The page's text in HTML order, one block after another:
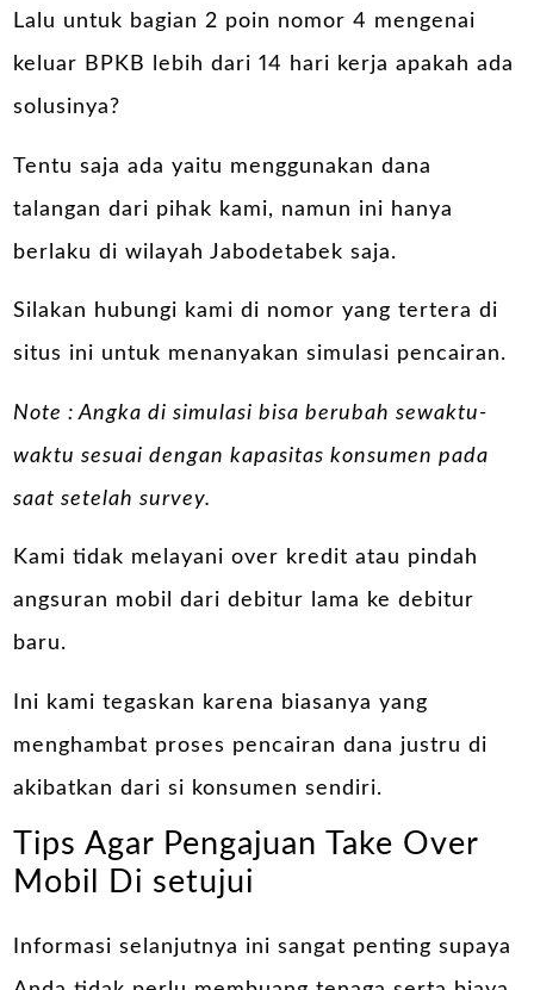
Lalu untuk bagian 2 poin nomor 4 mengenai
keluar BPKB lebih dari 14 hari kerja apakah ada
solusinya?
Tentu saja ada yaitu menggunakan dana
talangan dari pihak kami, namun ini hanya
berlaku di wilayah Jabodetabek saja.
Silakan hubungi kami di nomor yang tertera di
situs ini untuk menanyakan simulasi pencairan.
Note : Angka di simulasi bisa berubah sewaktu-
waktu sesuai dengan kapasitas konsumen pada
saat setelah survey.
Kami tidak melayani over kredit atau pindah
angsuran mobil dari debitur lama ke debitur
baru.
Ini kami tegaskan karena biasanya yang
menghambat proses pencairan dana justru di
akibatkan dari si konsumen sendiri.
Tips Agar Pengajuan Take Over
Mobil Di setujui
Informasi selanjutnya ini sangat penting supaya